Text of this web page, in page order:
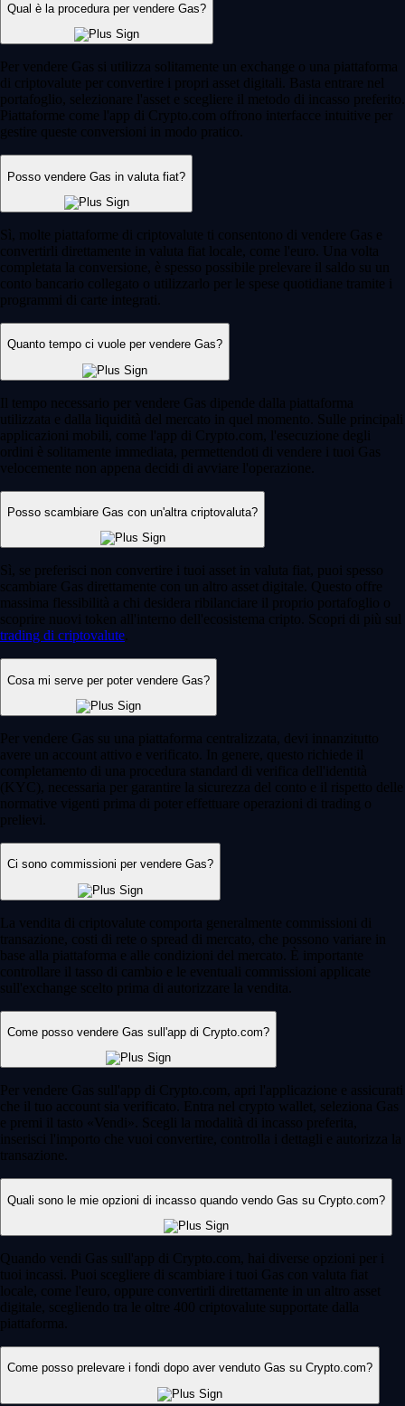
Qual è la procedura per vendere Gas?
Per vendere Gas si utilizza solitamente un exchange o una piattaforma
di criptovalute per convertire i propri asset digitali. Basta entrare nel
portafoglio, selezionare l'asset e scegliere il metodo di incasso preferito.
Piattaforme come l'app di Crypto.com offrono interfacce intuitive per
gestire queste conversioni in modo pratico.
Posso vendere Gas in valuta fiat?
Sì, molte piattaforme di criptovalute ti consentono di vendere Gas e
convertirli direttamente in valuta fiat locale, come l'euro. Una volta
completata la conversione, è spesso possibile prelevare il saldo su un
conto bancario collegato o utilizzarlo per le spese quotidiane tramite i
programmi di carte integrati.
Quanto tempo ci vuole per vendere Gas?
Il tempo necessario per vendere Gas dipende dalla piattaforma
utilizzata e dalla liquidità del mercato in quel momento. Sulle principali
applicazioni mobili, come l'app di Crypto.com, l'esecuzione degli
ordini è solitamente immediata, permettendoti di vendere i tuoi Gas
velocemente non appena decidi di avviare l'operazione.
Posso scambiare Gas con un'altra criptovaluta?
Sì, se preferisci non convertire i tuoi asset in valuta fiat, puoi spesso
scambiare Gas direttamente con un altro asset digitale. Questo offre
massima flessibilità a chi desidera ribilanciare il proprio portafoglio o
scoprire nuovi token all'interno dell'ecosistema cripto. Scopri di più sul
trading di criptovalute
Cosa mi serve per poter vendere Gas?
Per vendere Gas su una piattaforma centralizzata, devi innanzitutto
avere un account attivo e verificato. In genere, questo richiede il
completamento di una procedura standard di verifica dell'identità
(KYC), necessaria per garantire la sicurezza del conto e il rispetto delle
normative vigenti prima di poter effettuare operazioni di trading o
prelievi.
Ci sono commissioni per vendere Gas?
La vendita di criptovalute comporta generalmente commissioni di
transazione, costi di rete o spread di mercato, che possono variare in
base alla piattaforma e alle condizioni del mercato. È importante
controllare il tasso di cambio e le eventuali commissioni applicate
sull'exchange scelto prima di autorizzare la vendita.
Come posso vendere Gas sull'app di Crypto.com?
Per vendere Gas sull'app di Crypto.com, apri l'applicazione e assicurati
che il tuo account sia verificato. Entra nel crypto wallet, seleziona Gas
e premi il tasto «Vendi». Scegli la modalità di incasso preferita,
inserisci l'importo che vuoi convertire, controlla i dettagli e autorizza la
transazione.
Quali sono le mie opzioni di incasso quando vendo Gas su Crypto.com?
Quando vendi Gas sull'app di Crypto.com, hai diverse opzioni per i
tuoi incassi. Puoi scegliere di scambiare i tuoi Gas con valuta fiat
locale, come l'euro, oppure convertirli direttamente in un altro asset
digitale, scegliendo tra le oltre 400 criptovalute supportate dalla
piattaforma.
Come posso prelevare i fondi dopo aver venduto Gas su Crypto.com?